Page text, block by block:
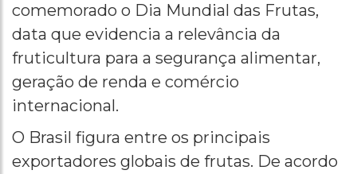
comemorado o Dia Mundial das Frutas,
data que evidencia a relevância da
fruticultura para a segurança alimentar,
geração de renda e comércio
internacional.
O Brasil figura entre os principais
exportadores globais de frutas. De acordo